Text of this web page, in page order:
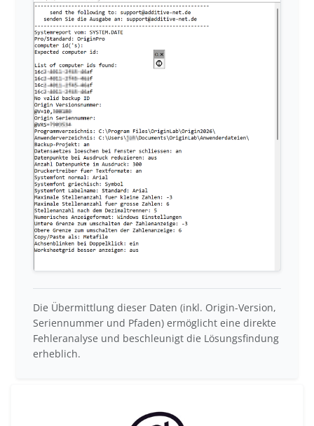
Die Übermittlung dieser Daten (inkl. Origin-Version,
Seriennummer und Pfaden) ermöglicht eine direkte
Fehleranalyse und beschleunigt die Lösungsfindung
erheblich.